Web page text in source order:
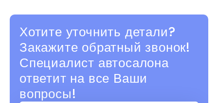
Хотите уточнить детали?
Закажите обратный звонок!
Специалист автосалона
ответит на все Ваши
вопросы!